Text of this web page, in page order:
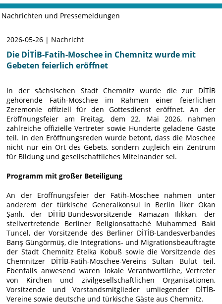
Nachrichten und Pressemeldungen
2026-05-26 | Nachricht
Die DİTİB-Fatih-Moschee in Chemnitz wurde mit
Gebeten feierlich eröffnet
In der sächsischen Stadt Chemnitz wurde die zur DİTİB
gehörende Fatih-Moschee im Rahmen einer feierlichen
Zeremonie offiziell für den Gottesdienst eröffnet. An der
Eröffnungsfeier am Freitag, dem 22. Mai 2026, nahmen
zahlreiche offizielle Vertreter sowie Hunderte geladene Gäste
teil. In den Eröffnungsreden wurde betont, dass die Moschee
nicht nur ein Ort des Gebets, sondern zugleich ein Zentrum
für Bildung und gesellschaftliches Miteinander sei.
Programm mit großer Beteiligung
An der Eröffnungsfeier der Fatih-Moschee nahmen unter
anderem der türkische Generalkonsul in Berlin İlker Okan
Şanlı, der DİTİB-Bundesvorsitzende Ramazan Ilıkkan, der
stellvertretende Berliner Religionsattaché Muhammed Baki
Tuncel, der Vorsitzende des Berliner DİTİB-Landesverbandes
Barış Güngörmüş, die Integrations- und Migrationsbeauftragte
der Stadt Chemnitz Etelka Kobuß sowie die Vorsitzende des
Chemnitzer DİTİB-Fatih-Moschee-Vereins Sultan Bulut teil.
Ebenfalls anwesend waren lokale Verantwortliche, Vertreter
von Kirchen und zivilgesellschaftlichen Organisationen,
Vorsitzende und Vorstandsmitglieder umliegender DİTİB-
Vereine sowie deutsche und türkische Gäste aus Chemnitz.